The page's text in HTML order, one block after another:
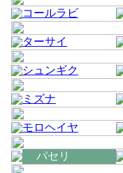
コールラビ
ターサイ
シュンギク
ミズナ
モロヘイヤ
パセリ